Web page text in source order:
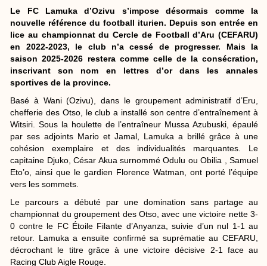
Le FC Lamuka d’Ozivu s’impose désormais comme la
nouvelle référence du football iturien. Depuis son entrée en
lice au championnat du Cercle de Football d’Aru (CEFARU)
en 2022-2023, le club n’a cessé de progresser. Mais la
saison 2025-2026 restera comme celle de la consécration,
inscrivant son nom en lettres d’or dans les annales
sportives de la province.
Basé à Wani (Ozivu), dans le groupement administratif d’Eru,
chefferie des Otso, le club a installé son centre d’entraînement à
Witsiri. Sous la houlette de l’entraîneur Mussa Azubuski, épaulé
par ses adjoints Mario et Jamal, Lamuka a brillé grâce à une
cohésion exemplaire et des individualités marquantes. Le
capitaine Djuko, César Akua surnommé Odulu ou Obilia , Samuel
Eto’o, ainsi que le gardien Florence Watman, ont porté l’équipe
vers les sommets.
Le parcours a débuté par une domination sans partage au
championnat du groupement des Otso, avec une victoire nette 3-
0 contre le FC Étoile Filante d’Anyanza, suivie d’un nul 1-1 au
retour. Lamuka a ensuite confirmé sa suprématie au CEFARU,
décrochant le titre grâce à une victoire décisive 2-1 face au
Racing Club Aigle Rouge.